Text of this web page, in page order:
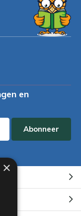
en
Abonneer
×